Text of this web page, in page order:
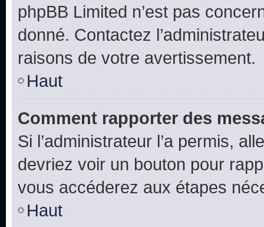
phpBB Limited n’est pas
donné. Contactez
raisons de votre avertissement.
Haut
Comment rapporter des
Si l’administrateur l’a permis,
devriez voir un bouton pour
vous accéderez aux étapes
Haut